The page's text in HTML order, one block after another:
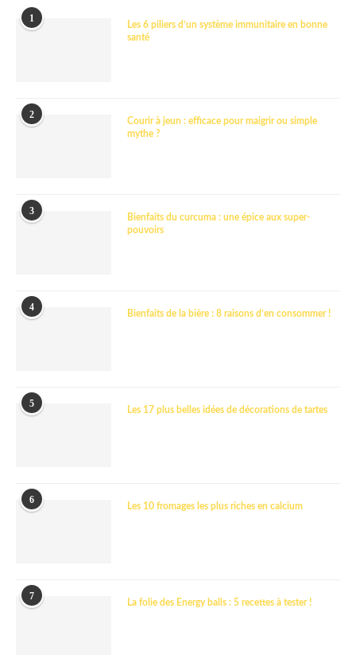
1
Les 6 piliers d’un système immunitaire en bonne
santé
2
Courir à jeun : efficace pour maigrir ou simple
mythe ?
3
Bienfaits du curcuma : une épice aux super-
pouvoirs
4
Bienfaits de la bière : 8 raisons d’en consommer !
5
Les 17 plus belles idées de décorations de tartes
6
Les 10 fromages les plus riches en calcium
7
La folie des Energy balls : 5 recettes à tester !